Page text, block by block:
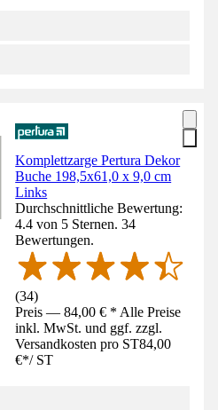
Komplettzarge Pertura Dekor
Buche 198,5x61,0 x 9,0 cm
Links
Durchschnittliche Bewertung:
4.4 von 5 Sternen. 34
Bewertungen.
(34)
Preis — 84,00 € * Alle Preise
inkl. MwSt. und ggf. zzgl.
Versandkosten pro ST84,00
€*/ ST